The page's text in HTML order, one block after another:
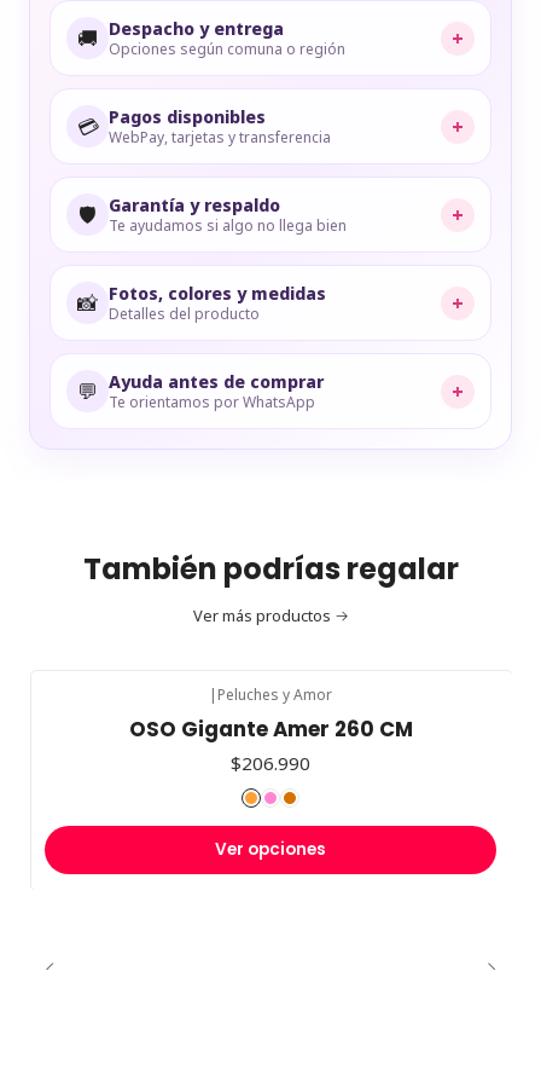
🚚 Despacho y entrega
Opciones según comuna o región +
💳 Pagos disponibles
WebPay, tarjetas y transferencia +
🛡️ Garantía y respaldo
Te ayudamos si algo no llega bien +
📸 Fotos, colores y medidas
Detalles del producto +
💬 Ayuda antes de comprar
Te orientamos por WhatsApp +
También podrías regalar
Ver más productos
| Peluches y Amor
OSO Gigante Amer 260 CM
$206.990
Ver opciones